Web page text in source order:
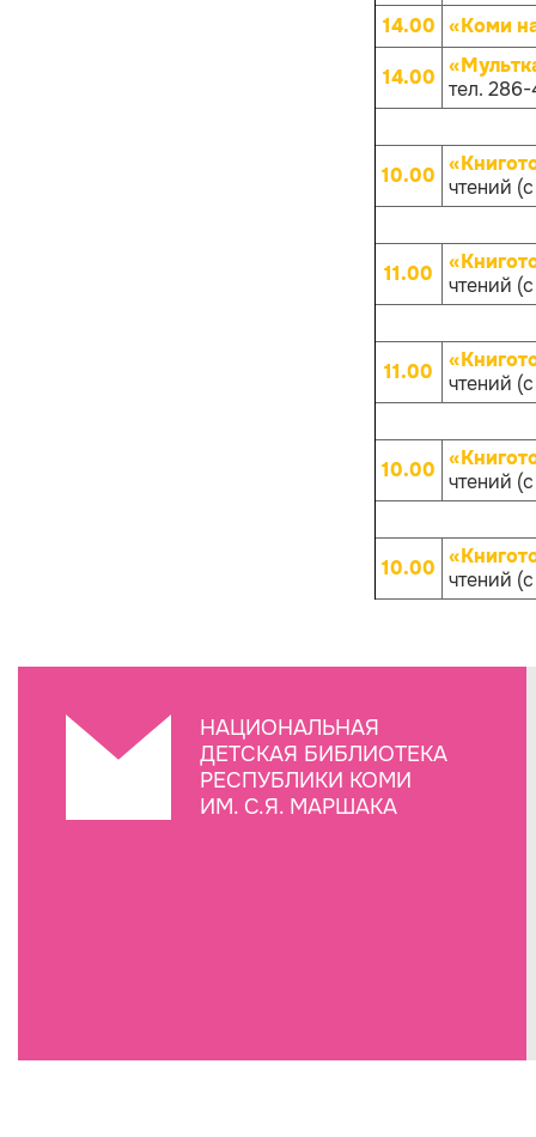
14.00 «Коми
14.00 тел.
10.00 чтений
11.00
чтений
11.00
чтений
10.00 чтений
10.00 чтений
НАЦИОНАЛЬНАЯ
ДЕТСКАЯ БИБЛИОТЕКА
РЕСПУБЛИКИ КОМИ
ИМ. С.Я. МАРШАКА